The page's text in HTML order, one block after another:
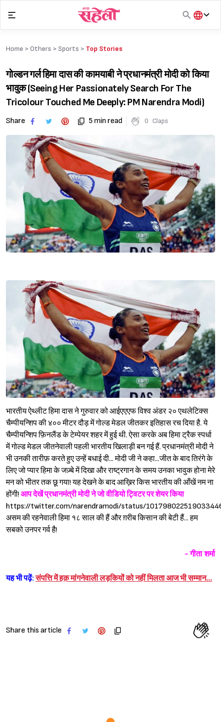
content
हिंदी
Home > Others > Sports > Top Stories
गोल्डन गर्ल हिमा दास की कामयाबी ने प्रधानमंत्री मोदी को किया
भावुक (Seeing Her Passionately Search For The
Tricolour Touched Me Deeply: PM Narendra Modi)
Share 5 min read 0 Claps
भारतीय ऐथ्लीट हिमा दास ने गुरुवार को आईएएएफ विश्व अंडर २० एथलेटिक्स
चैम्पीयन्शिप की ४०० मीटर दौड़ में गोल्ड मेडल जीतकर इतिहास रच दिया है. ये
चैम्पीयन्शिप फ़िनलैंड के टेम्पेयर शहर में हुई थी. ऐसा करके अब हिमा ट्रैक स्पर्धा
में गोल्ड मेडल जीतनेवाली पहली भारतीय खिलाड़ी बन गई हैं. प्रधानमंत्री मोदी ने
भी उनकी तारीफ़ करते हुए उन्हें बधाई दी... मोदी जी ने कहा...जीत के बाद तिरंगे के
लिए जो प्यार हिमा के जज़्बे में दिखा और राष्ट्रगान के समय उनका भावुक होना मेरे
मन को भीतर तक छू गया! यह देखने के बाद आख़िर किस भारतीय की आँखें नम ना
होंगी!आप देखें प्रधानमंत्री मोदी ने जो वीडियो ट्विटर पर शेयर किया
https://twitter.com/narendramodi/status/
असम की रहनेवाली हिमा १८ साल की हैं और ग़रीब किसान की बेटी हैं... हम
सबको उनपर गर्व है!
- गीता शर्मा
यह भी पढ़ें: संपत्ति में हक़ मांगनेवाली लड़कियों को नहीं मिलता आज भी सम्मान…
Share this article